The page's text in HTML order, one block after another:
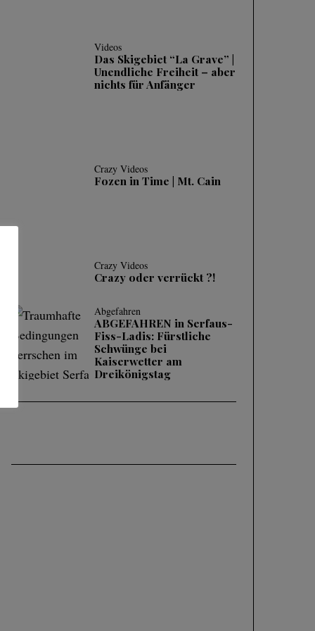
Videos
Das Skigebiet “La Grave” |
Unendliche Freiheit – aber
nichts für Anfänger
Crazy Videos
Fozen in Time | Mt. Cain
Crazy Videos
Crazy oder verrückt ?!
Abgefahren
ABGEFAHREN in Serfaus-
Fiss-Ladis: Fürstliche
Schwünge bei
Kaiserwetter am
Dreikönigstag